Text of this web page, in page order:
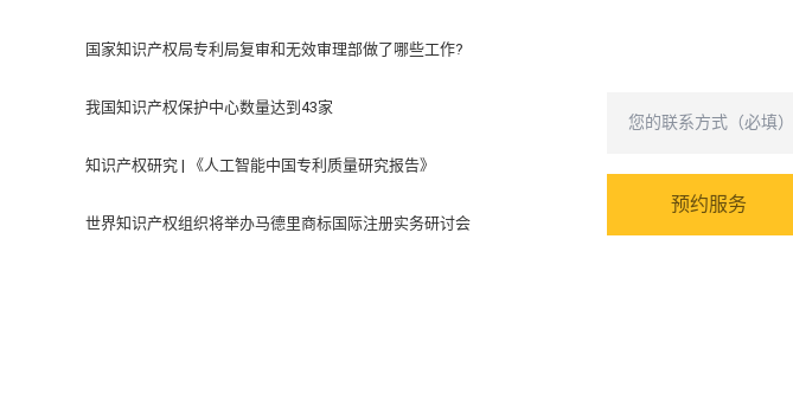
国家知识产权局专利局复审和无效审理部做了哪些工作?
我国知识产权保护中心数量达到43家
知识产权研究 | 《人工智能中国专利质量研究报告》
世界知识产权组织将举办马德里商标国际注册实务研讨会
预约服务